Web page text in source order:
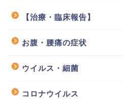
【治療・臨床報告】
お腹・腰痛の症状
ウイルス・細菌
コロナウイルス